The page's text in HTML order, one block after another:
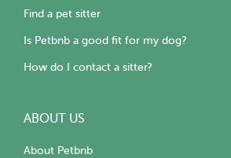
Find a pet sitter
Is Petbnb a good fit for my dog?
How do I contact a sitter?
ABOUT US
About Petbnb